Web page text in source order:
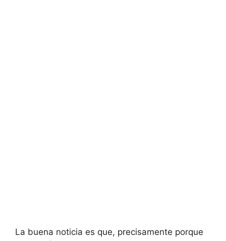
La buena noticia es que, precisamente porque